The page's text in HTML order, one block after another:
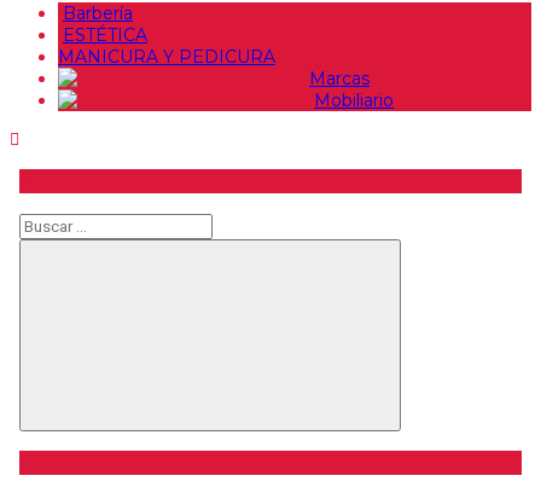
Barbería
ESTÉTICA
MANICURA Y PEDICURA
Marcas
Mobiliario
Buscar